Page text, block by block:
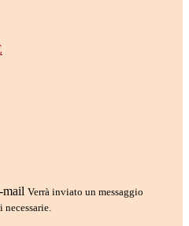
mail Verrà inviato un messaggio